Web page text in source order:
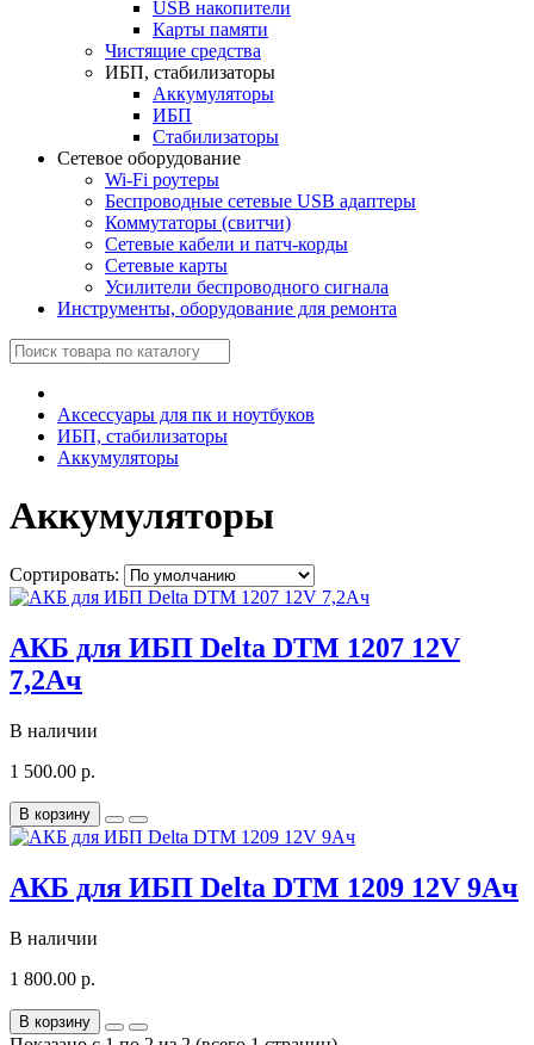
USB накопители
Карты памяти
Чистящие средства
ИБП, стабилизаторы
Аккумуляторы
ИБП
Стабилизаторы
Сетевое оборудование
Wi-Fi роутеры
Беспроводные сетевые USB адаптеры
Коммутаторы (свитчи)
Сетевые кабели и патч-корды
Сетевые карты
Усилители беспроводного сигнала
Инструменты, оборудование для ремонта
Аксессуары для пк и ноутбуков
ИБП, стабилизаторы
Аккумуляторы
Аккумуляторы
Сортировать:
АКБ для ИБП Delta DTM 1207 12V
7,2Ач
В наличии
1 500.00 р.
В корзину
АКБ для ИБП Delta DTM 1209 12V 9Ач
В наличии
1 800.00 р.
В корзину